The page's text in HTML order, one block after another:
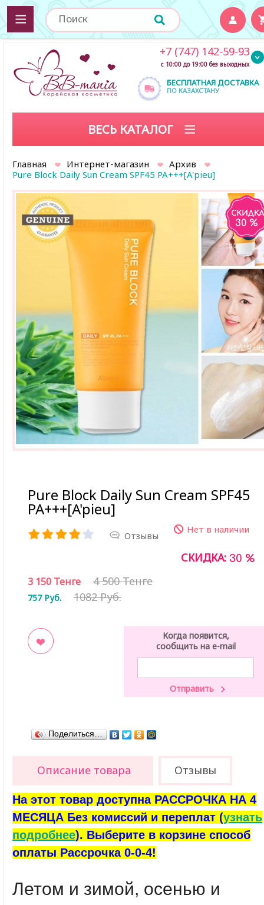
БЕСПЛАТНАЯ ДОСТАВКА
ПО КАЗАХСТАНУ
+7 (747) 142-59-93
с 10:00 до 19:00 без выходных
ВЕСЬ КАТАЛОГ
Главная Интернет-магазин
Архив
Pure Block Daily Sun Cream SPF45 PA+++[A'pieu]
30 %
Pure Block Daily Sun Cream SPF45
PA+++[A'pieu]
Отзывы
Нет в наличии
СКИДКА: 30 %
3 150 Тенге 4 500 Тенге
757 Руб. 1082 Руб.
Когда появится,
сообщить на e-mail
Поделиться…
Описание товара Отзывы
На этот товар доступна РАССРОЧКА НА 4
МЕСЯЦА Без комиссий и переплат (узнать
подробнее). Выберите в корзине способ
оплаты Рассрочка 0-0-4!
Летом и зимой, осенью и